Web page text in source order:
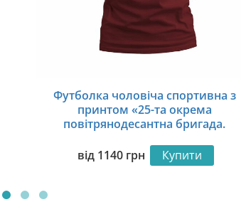
Футболка чоловіча спортивна з
принтом «25-та окрема
повітрянодесантна бригада.
від 1140 грн Купити